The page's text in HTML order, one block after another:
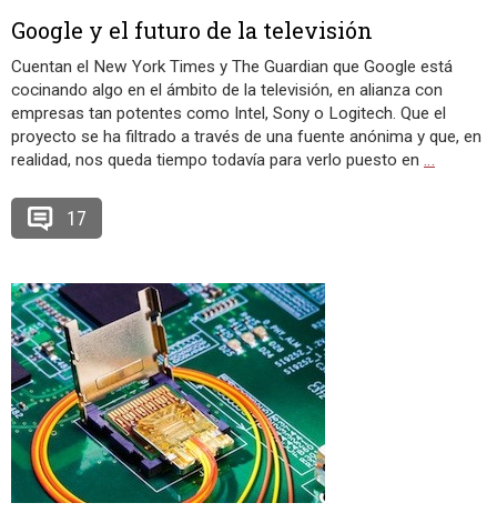
Google y el futuro de la televisión
Cuentan el New York Times y The Guardian que Google está
cocinando algo en el ámbito de la televisión, en alianza con
empresas tan potentes como Intel, Sony o Logitech. Que el
proyecto se ha filtrado a través de una fuente anónima y que, en
realidad, nos queda tiempo todavía para verlo puesto en …
17